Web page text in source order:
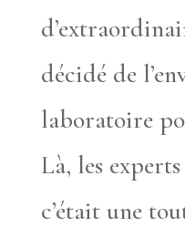
décidé de
laboratoire
Là, les
c’était une